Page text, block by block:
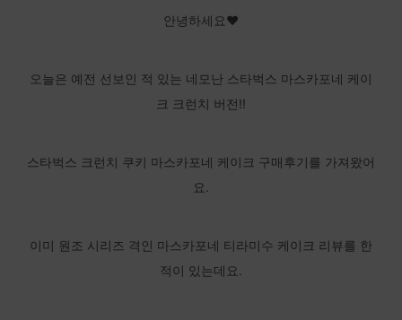
안녕하세요♥
오늘은 예전 선보인 적 있는 네모난 스타벅스 마스카포네 케이
크 크런치 버전!!
스타벅스 크런치 쿠키 마스카포네 케이크 구매후기를 가져왔어
요.
이미 원조 시리즈 격인 마스카포네 티라미수 케이크 리뷰를 한
적이 있는데요.